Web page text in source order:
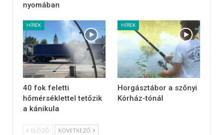
nyomában
HÍREK
40 fok feletti
hőmérséklettel tetőzik
a kánikula
HÍREK
Horgásztábor a szőnyi
Kórház-tónál
ELŐZŐ KÖVETKEZŐ